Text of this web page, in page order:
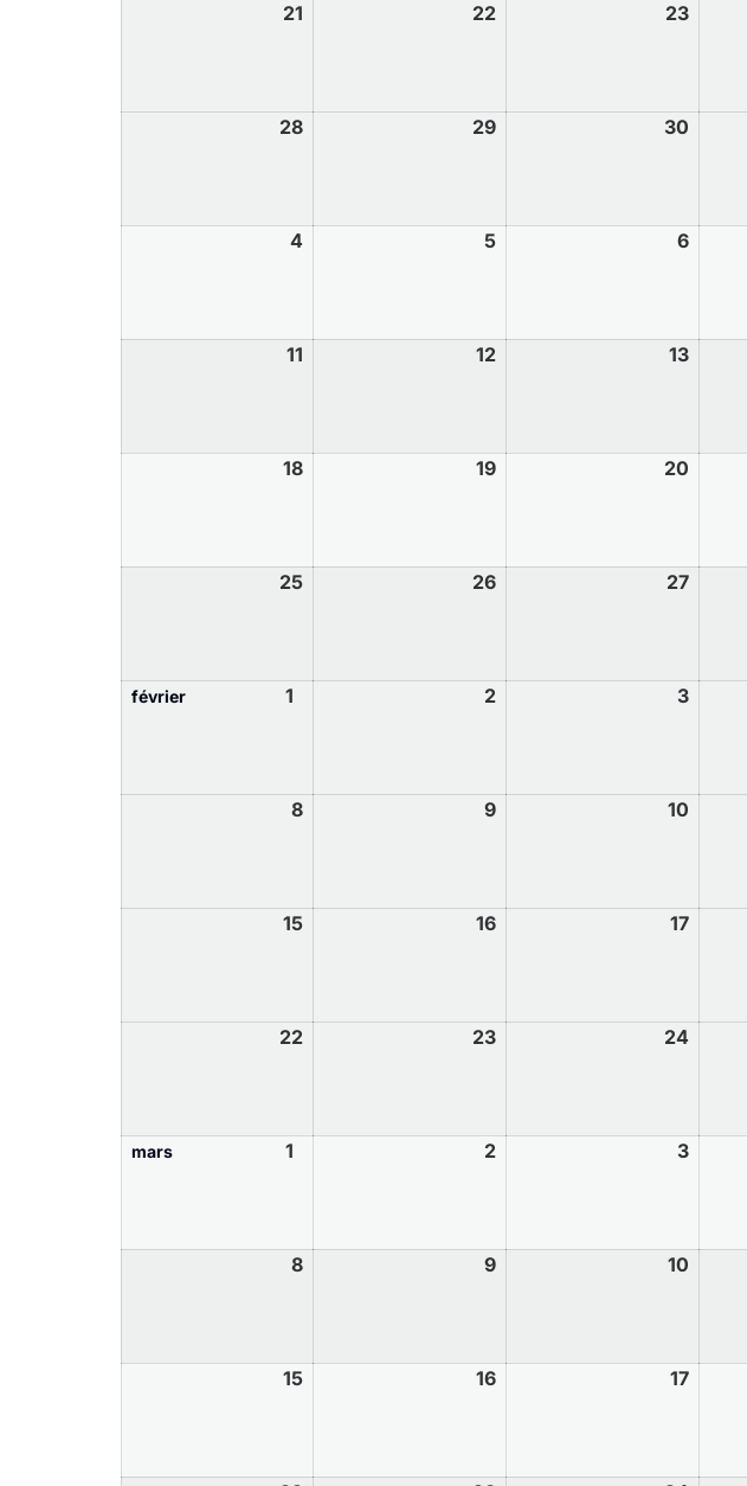
21 22 23
28 29 30
4 5 6
11 12 13
18 19 20
25 26 27
février 1 2 3
8 9 10
15 16 17
22 23 24
mars 1 2 3
8 9 10
15 16 17